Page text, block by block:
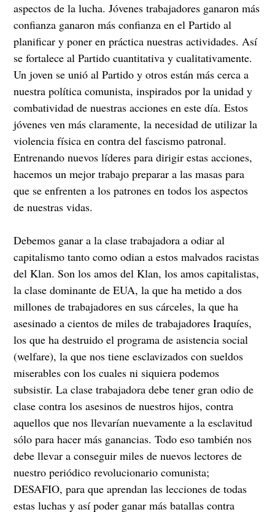
aspectos de la lucha. Jóvenes trabajadores ganaron más
confianza ganaron más confianza en el Partido al
planificar y poner en práctica nuestras actividades. Así
se fortalece al Partido cuantitativa y cualitativamente.
Un joven se unió al Partido y otros están más cerca a
nuestra política comunista, inspirados por la unidad y
combatividad de nuestras acciones en este día. Estos
jóvenes ven más claramente, la necesidad de utilizar la
violencia física en contra del fascismo patronal.
Entrenando nuevos líderes para dirigir estas acciones,
hacemos un mejor trabajo preparar a las masas para
que se enfrenten a los patrones en todos los aspectos
de nuestras vidas.
Debemos ganar a la clase trabajadora a odiar al
capitalismo tanto como odian a estos malvados racistas
del Klan. Son los amos del Klan, los amos capitalistas,
la clase dominante de EUA, la que ha metido a dos
millones de trabajadores en sus cárceles, la que ha
asesinado a cientos de miles de trabajadores Iraquíes,
los que ha destruido el programa de asistencia social
(welfare), la que nos tiene esclavizados con sueldos
miserables con los cuales ni siquiera podemos
subsistir. La clase trabajadora debe tener gran odio de
clase contra los asesinos de nuestros hijos, contra
aquellos que nos llevarían nuevamente a la esclavitud
sólo para hacer más ganancias. Todo eso también nos
debe llevar a conseguir miles de nuevos lectores de
nuestro periódico revolucionario comunista;
DESAFIO, para que aprendan las lecciones de todas
estas luchas y así poder ganar más batallas contra